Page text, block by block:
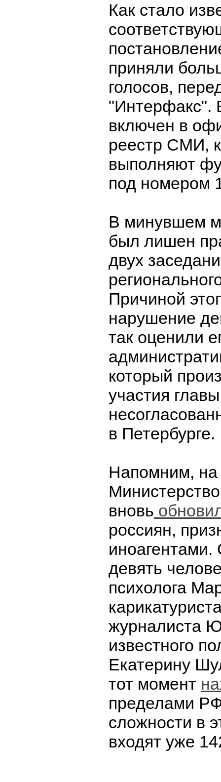
Как стало
приняли
голосов,
"Интерфакс".
включен в
реестр СМИ,
выполняют
под номером
В минувшем
был лишен
двух
Причиной
нарушение
так оценили
который
участия
в Петербурге.
Напомним,
вновь
россиян,
иноагентами.
девять
психолога
журналиста
известного
Екатерину
тот момент
пределами
сложности в
входят уже